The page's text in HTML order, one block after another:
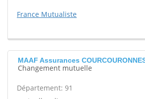
France Mutualiste
MAAF Assurances
Changement mutuelle
Département: 91